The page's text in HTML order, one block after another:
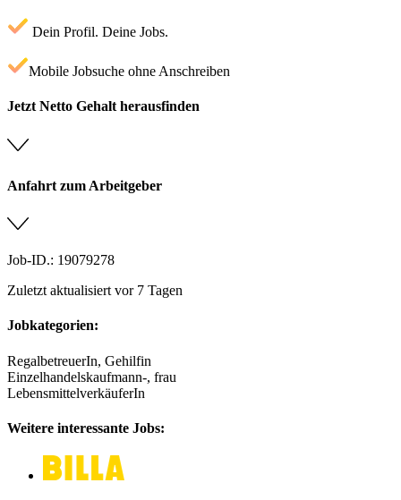
Dein Profil. Deine Jobs.
Mobile Jobsuche ohne Anschreiben
Jetzt Netto Gehalt herausfinden
Anfahrt zum Arbeitgeber
Job-ID.: 19079278
Zuletzt aktualisiert vor 7 Tagen
Jobkategorien:
RegalbetreuerIn, Gehilfin
Einzelhandelskaufmann-, frau
LebensmittelverkäuferIn
Weitere interessante Jobs: